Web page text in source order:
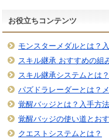
お役立ちコンテンツ
モンスターメダルとは？
スキル継承 おすすめの組
スキル継承システムとは？
パズドラレーダーとは？
覚醒バッジとは？入手方
覚醒バッジの使い道とお
クエストシステムとは？